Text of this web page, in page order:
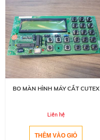
BO MÀN HÌNH MÁY CẮT CUTEX
Liên hệ